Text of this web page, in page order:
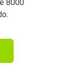
8000